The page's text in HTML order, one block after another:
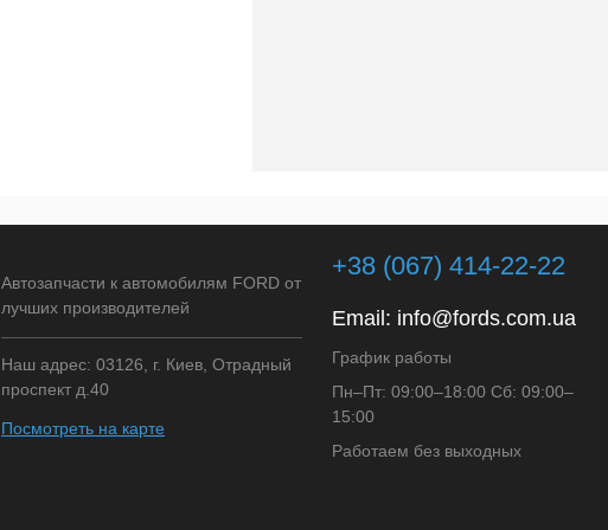
Автозапчасти к автомобилям FORD от
лучших производителей
Наш адрес: 03126, г. Киев, Отрадный
проспект д.40
Посмотреть на карте
+38 (067) 414-22-22
Email: info@fords.com.ua
График работы
Пн–Пт: 09:00–18:00 Сб: 09:00–
15:00
Работаем без выходных